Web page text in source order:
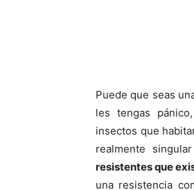
Puede que seas
les tengas
insectos que
realmente
resistentes que
una resistencia